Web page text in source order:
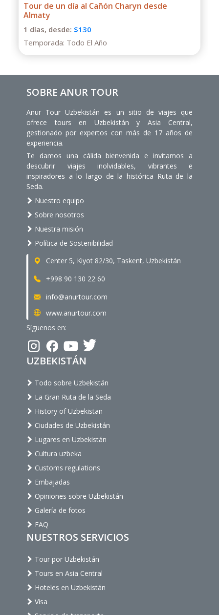
Tour de un día al Cañón Charyn desde
Almaty
1 días, desde: $130
Temporada: Todo El Año
SOBRE ANUR TOUR
Anur Tour Uzbekistán es un sitio de viajes que
ofrece tours en Uzbekistán y Asia Central,
gestionado por expertos con más de 17 años de
experiencia.
Te damos una cálida bienvenida e invitamos a
descubrir viajes inolvidables, vibrantes e
inspiradores a lo largo de la histórica Ruta de la
Seda.
Nuestro equipo
Sobre nosotros
Nuestra misión
Política de Sostenibilidad
Center 5, Kiyot 82/30, Taskent, Uzbekistán
+998 90 130 22 60
info@anurtour.com
www.anurtour.com
Síguenos en:
UZBEKISTÁN
Todo sobre Uzbekistán
La Gran Ruta de la Seda
History of Uzbekistan
Ciudades de Uzbekistán
Lugares en Uzbekistán
Cultura uzbeka
Customs regulations
Embajadas
Opiniones sobre Uzbekistán
Galería de fotos
FAQ
NUESTROS SERVICIOS
Tour por Uzbekistán
Tours en Asia Central
Hoteles en Uzbekistán
Visa